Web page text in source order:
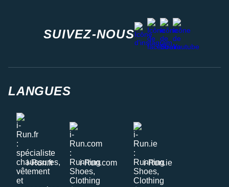
SUIVEZ-NOUS
instagram
facebook
stravayoutube
LANGUES
i-Run.fr i-Run.com i-Run.ie